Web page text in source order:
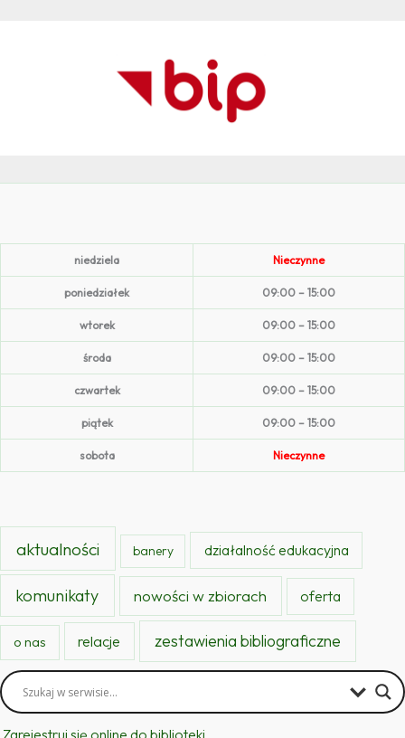
niedziela Nieczynne
poniedziałek 09:00 – 15:00
wtorek 09:00 – 15:00
środa 09:00 – 15:00
czwartek 09:00 – 15:00
piątek 09:00 – 15:00
sobota Nieczynne
aktualności banery działalność edukacyjna
komunikaty nowości w zbiorach oferta
o nas relacje zestawienia bibliograficzne
Zarejestruj się online do biblioteki